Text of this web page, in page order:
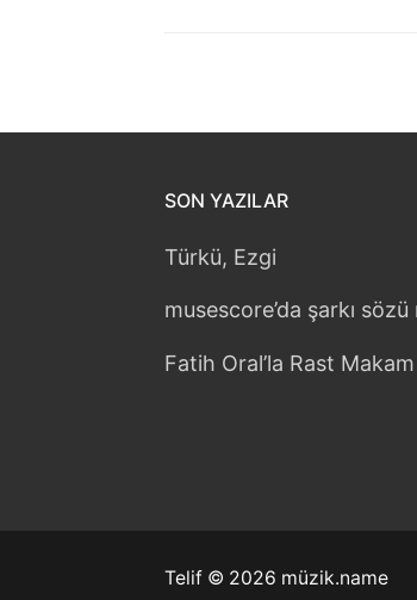
SON YAZILAR
Türkü, Ezgi
musescore’da şarkı sözü
Fatih Oral’la Rast
Telif © 2026 müzik.name